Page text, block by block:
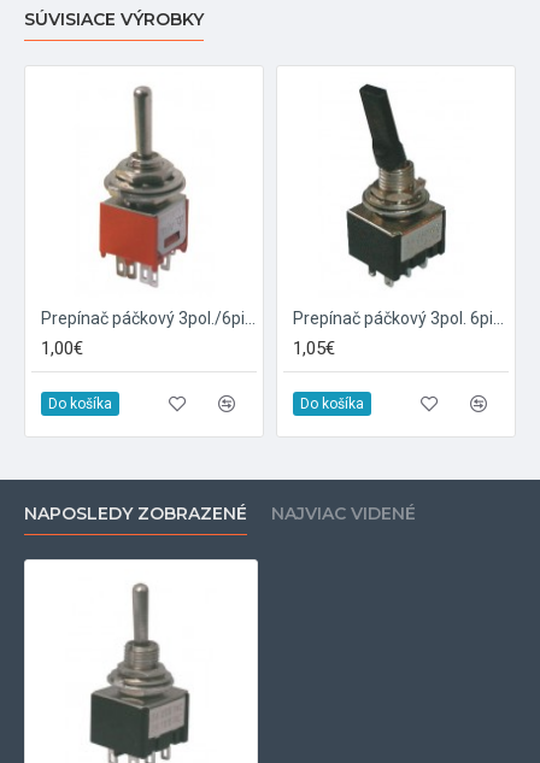
SÚVISIACE VÝROBKY
1,00€
Do košíka
1,05€
Do košíka
NAPOSLEDY ZOBRAZENÉ NAJVIAC VIDENÉ